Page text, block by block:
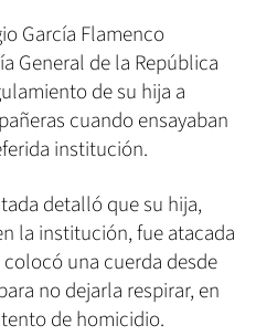
García Flamenco
General de la República
de su hija a
cuando ensayaban
institución.
detalló que su hija,
la institución, fue atacada
una cuerda desde
no dejarla respirar, en
de homicidio.